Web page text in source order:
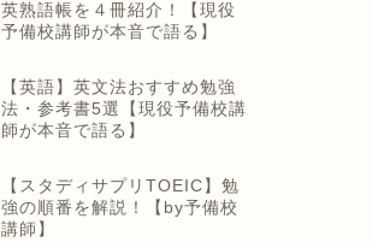
英熟語帳を４冊紹介！【現役
予備校講師が本音で語る】
【英語】英文法おすすめ勉強
法・参考書5選【現役予備校講
師が本音で語る】
【スタディサプリTOEIC】勉
強の順番を解説！【by予備校
講師】